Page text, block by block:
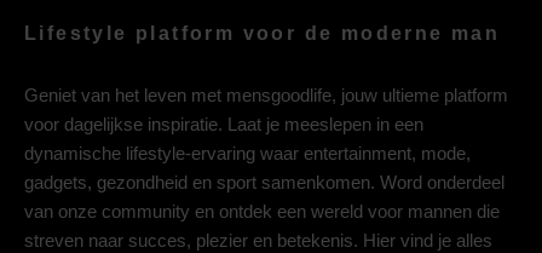
Lifestyle platform voor de moderne man
Geniet van het leven met mensgoodlife, jouw ultieme platform
voor dagelijkse inspiratie. Laat je meeslepen in een
dynamische lifestyle-ervaring waar entertainment, mode,
gadgets, gezondheid en sport samenkomen. Word onderdeel
van onze community en ontdek een wereld voor mannen die
streven naar succes, plezier en betekenis. Hier vind je alles